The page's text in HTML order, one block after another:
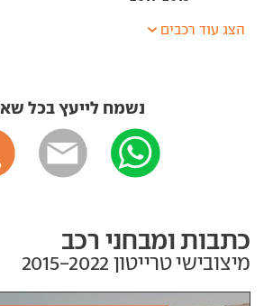
הצג עוד רכבים
נשמח לייעץ בכל
כתבות ומבחני רכב
מיצובישי טרייטון‏ 2015-2022